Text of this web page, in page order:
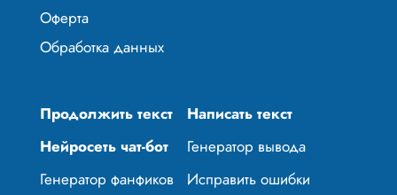
Оферта
Обработка данных
Продолжить текст
Написать текст
Нейросеть чат-бот
Генератор вывода
Генератор фанфиков
Исправить ошибки